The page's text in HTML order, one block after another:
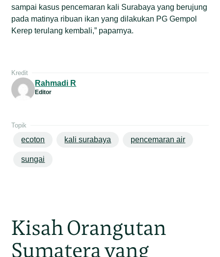
sampai kasus pencemaran kali Surabaya yang berujung
pada matinya ribuan ikan yang dilakukan PG Gempol
Kerep terulang kembali,” paparnya.
Kredit
Rahmadi R
Editor
Topik
ecoton kali surabaya pencemaran air
sungai
Kisah Orangutan
Sumatera yang